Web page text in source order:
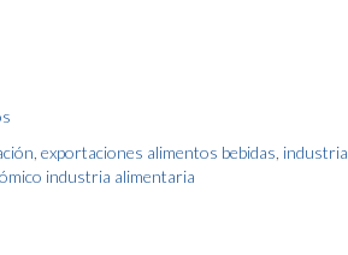
,exportaciones alimentos bebidas industria
industria alimentaria